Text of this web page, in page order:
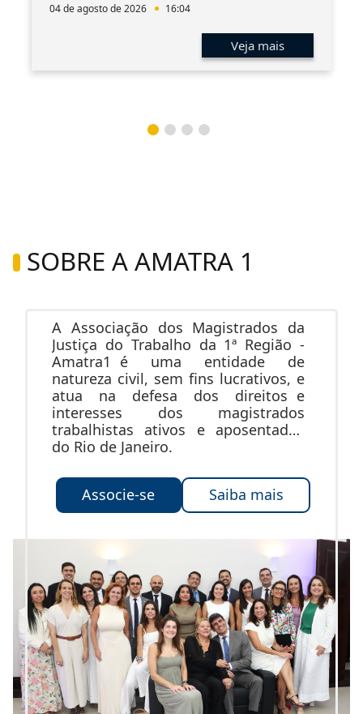
04 de agosto de 2026 16:04
Veja mais
SOBRE A AMATRA 1
A Associação dos Magistrados da
Justiça do Trabalho da 1ª Região -
Amatra1 é uma entidade de
natureza civil, sem fins lucrativos, e
atua na defesa dos direitos e
interesses dos magistrados
trabalhistas ativos e aposentados
do Rio de Janeiro.
Associe-se Saiba mais